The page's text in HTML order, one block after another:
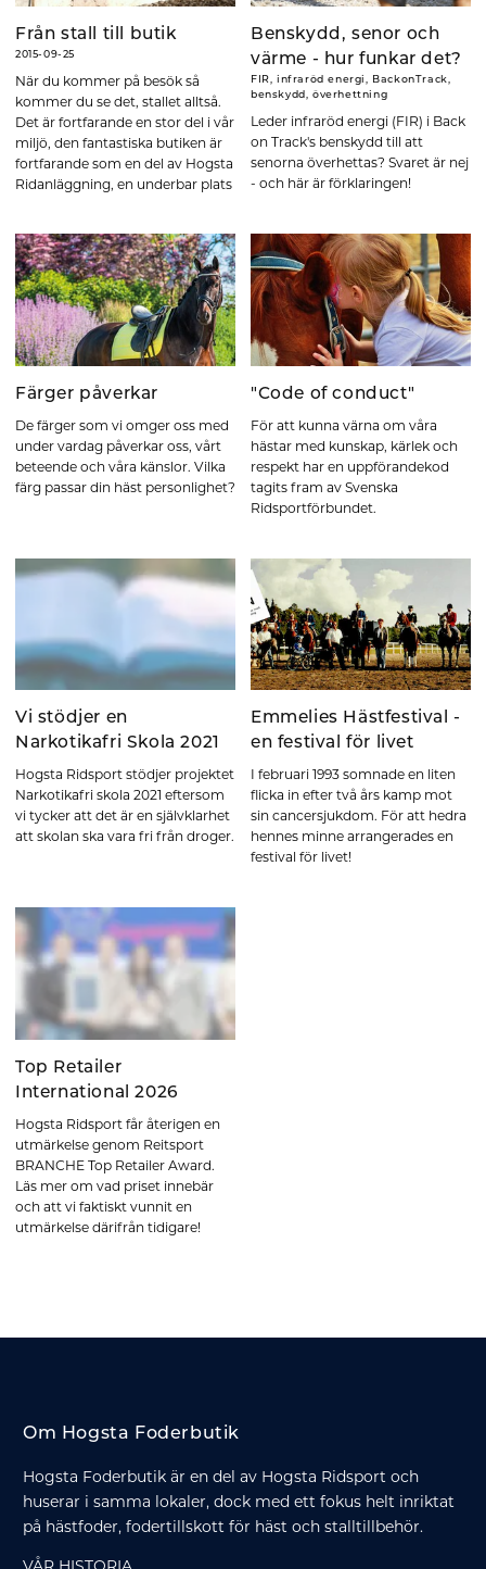
Från stall till butik
2015-09-25
När du kommer på besök så
kommer du se det, stallet alltså.
Det är fortfarande en stor del i vår
miljö, den fantastiska butiken är
fortfarande som en del av Hogsta
Ridanläggning, en underbar plats
Benskydd, senor och
värme - hur funkar det?
FIR, infraröd energi, BackonTrack,
benskydd, överhettning
Leder infraröd energi (FIR) i Back
on Track's benskydd till att
senorna överhettas? Svaret är nej
- och här är förklaringen!
Färger påverkar
De färger som vi omger oss med
under vardag påverkar oss, vårt
beteende och våra känslor. Vilka
färg passar din häst personlighet?
"Code of conduct"
För att kunna värna om våra
hästar med kunskap, kärlek och
respekt har en uppförandekod
tagits fram av Svenska
Ridsportförbundet.
Vi stödjer en
Narkotikafri Skola 2021
Hogsta Ridsport stödjer projektet
Narkotikafri skola 2021 eftersom
vi tycker att det är en självklarhet
att skolan ska vara fri från droger.
Emmelies Hästfestival -
en festival för livet
I februari 1993 somnade en liten
flicka in efter två års kamp mot
sin cancersjukdom. För att hedra
hennes minne arrangerades en
festival för livet!
Top Retailer
International 2026
Hogsta Ridsport får återigen en
utmärkelse genom Reitsport
BRANCHE Top Retailer Award.
Läs mer om vad priset innebär
och att vi faktiskt vunnit en
utmärkelse därifrån tidigare!
Om Hogsta Foderbutik
Hogsta Foderbutik är en del av Hogsta Ridsport och
huserar i samma lokaler, dock med ett fokus helt inriktat
på hästfoder, fodertillskott för häst och stalltillbehör.